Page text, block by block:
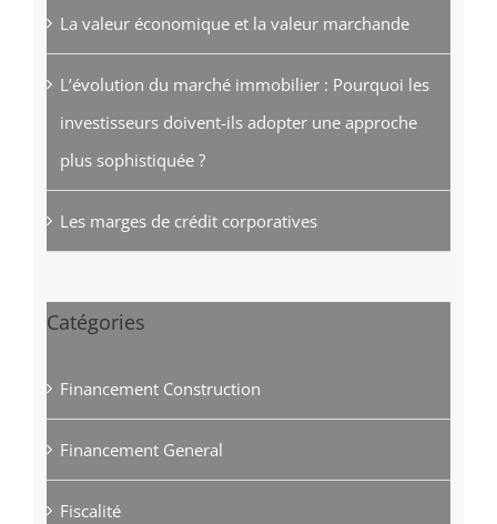
La valeur économique et la valeur marchande
L’évolution du marché immobilier : Pourquoi les
investisseurs doivent-ils adopter une approche
plus sophistiquée ?
Les marges de crédit corporatives
Catégories
Financement Construction
Financement General
Fiscalité